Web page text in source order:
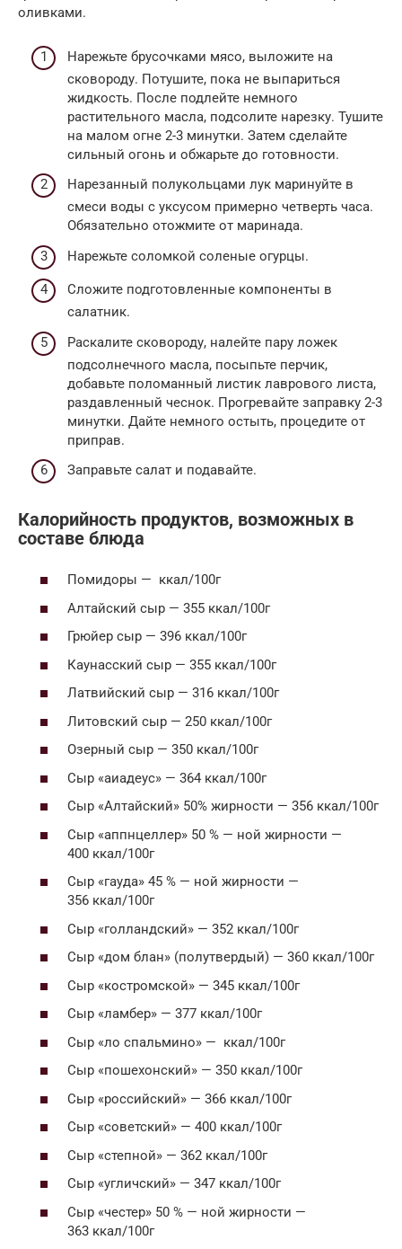
оливками.
Нарежьте брусочками мясо, выложите на
сковороду. Потушите, пока не выпариться
жидкость. После подлейте немного
растительного масла, подсолите нарезку. Тушите
на малом огне 2-3 минутки. Затем сделайте
сильный огонь и обжарьте до готовности.
Нарезанный полукольцами лук маринуйте в
смеси воды с уксусом примерно четверть часа.
Обязательно отожмите от маринада.
Нарежьте соломкой соленые огурцы.
Сложите подготовленные компоненты в
салатник.
Раскалите сковороду, налейте пару ложек
подсолнечного масла, посыпьте перчик,
добавьте поломанный листик лаврового листа,
раздавленный чеснок. Прогревайте заправку 2-3
минутки. Дайте немного остыть, процедите от
приправ.
Заправьте салат и подавайте.
Калорийность продуктов, возможных в
составе блюда
Помидоры — ккал/100г
Алтайский сыр — 355 ккал/100г
Грюйер сыр — 396 ккал/100г
Каунасский сыр — 355 ккал/100г
Латвийский сыр — 316 ккал/100г
Литовский сыр — 250 ккал/100г
Озерный сыр — 350 ккал/100г
Сыр «аиадеус» — 364 ккал/100г
Сыр «Алтайский» 50% жирности — 356 ккал/100г
Сыр «аппнцеллер» 50 % — ной жирности —
400 ккал/100г
Сыр «гауда» 45 % — ной жирности —
356 ккал/100г
Сыр «голландский» — 352 ккал/100г
Сыр «дом блан» (полутвердый) — 360 ккал/100г
Сыр «костромской» — 345 ккал/100г
Сыр «ламбер» — 377 ккал/100г
Сыр «ло спальмино» — ккал/100г
Сыр «пошехонский» — 350 ккал/100г
Сыр «российский» — 366 ккал/100г
Сыр «советский» — 400 ккал/100г
Сыр «степной» — 362 ккал/100г
Сыр «угличский» — 347 ккал/100г
Сыр «честер» 50 % — ной жирности —
363 ккал/100г